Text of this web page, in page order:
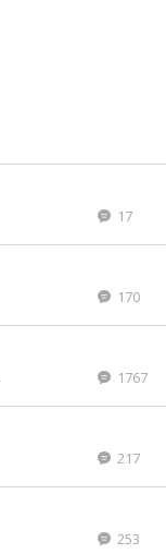
17
170
1767
217
253